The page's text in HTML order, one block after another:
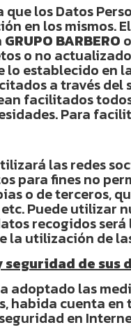
que los Datos
en los mismos.
GRUPO BARBERO
o no
lo establecido en
a través
facilitados
Para
las redes
para fines no
o de terceros,
Puede utilizar
recogidos
la utilización de
de sus
adoptado las
habida cuenta
en